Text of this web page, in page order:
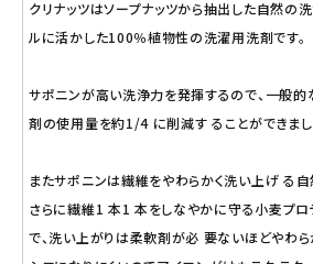
クリナッツはソープナッツから抽出した自然の
ルに活かした100％植物性の洗濯用洗剤です。
サポニンが高い洗浄力を発揮するので、一般
剤の使用量を約1/4 に削減す ることができまし
またサポニンは繊維をやわらかく洗い上げ る自
さらに繊維1 本1 本をしなやかに守る小麦プロ
で、洗い上がりは柔軟剤が必 要ないほどやわら